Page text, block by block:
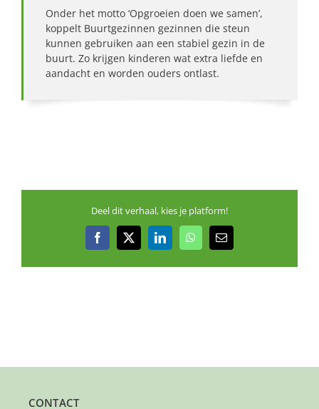
Onder het motto ‘Opgroeien doen we samen’,
koppelt Buurtgezinnen gezinnen die steun
kunnen gebruiken aan een stabiel gezin in de
buurt. Zo krijgen kinderen wat extra liefde en
aandacht en worden ouders ontlast.
Deel dit verhaal, kies je platform!
Facebook
X LinkedInWhatsApp
E-
CONTACT